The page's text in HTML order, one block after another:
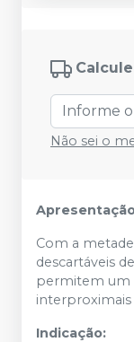
Não sei o
Com a
descartáveis
permitem um
interproximais
Indicação: